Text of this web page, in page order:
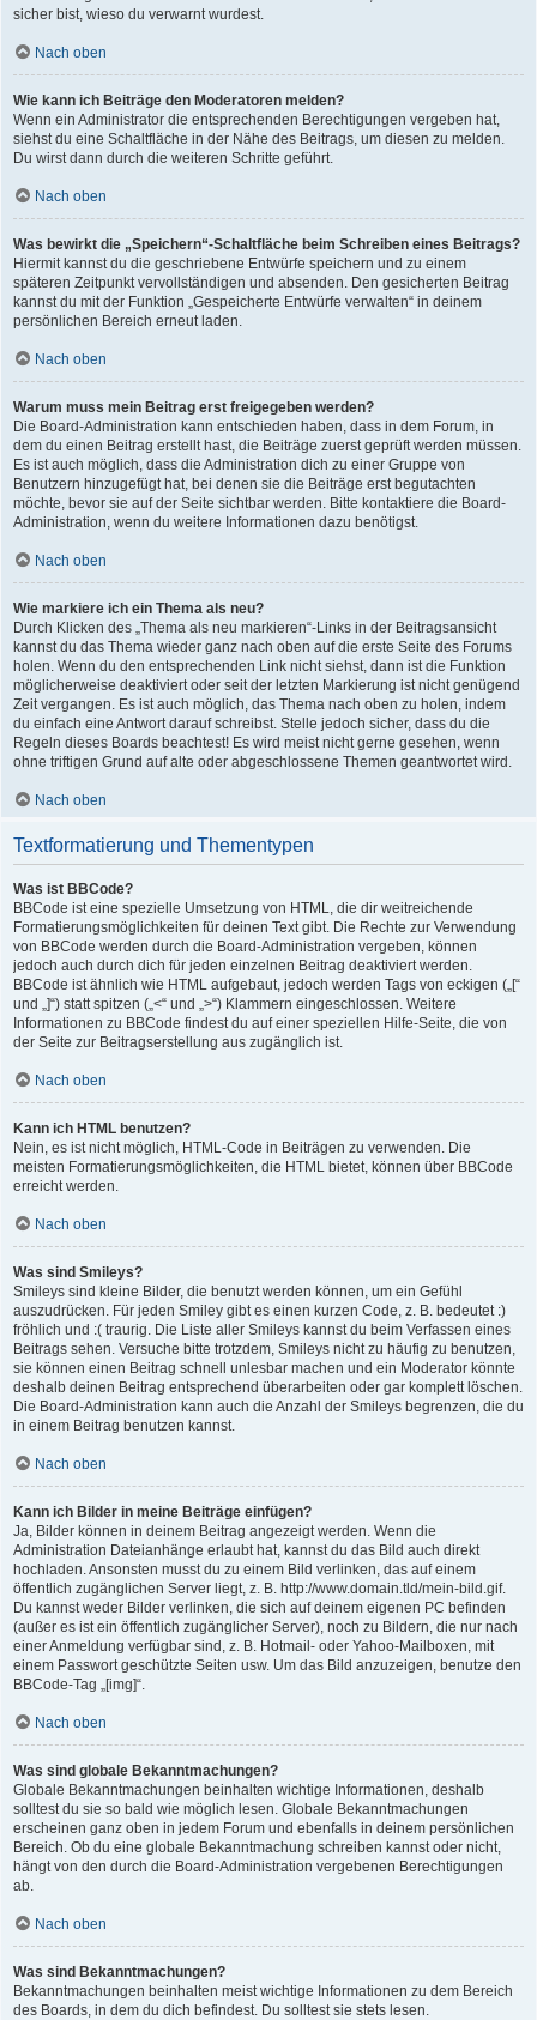
sicher bist, wieso du verwarnt wurdest.
Nach oben
Wie kann ich Beiträge den Moderatoren melden?
Wenn ein Administrator die entsprechenden Berechtigungen vergeben hat,
siehst du eine Schaltfläche in der Nähe des Beitrags, um diesen zu melden.
Du wirst dann durch die weiteren Schritte geführt.
Nach oben
Was bewirkt die „Speichern“-Schaltfläche beim Schreiben eines Beitrags?
Hiermit kannst du die geschriebene Entwürfe speichern und zu einem
späteren Zeitpunkt vervollständigen und absenden. Den gesicherten Beitrag
kannst du mit der Funktion „Gespeicherte Entwürfe verwalten“ in deinem
persönlichen Bereich erneut laden.
Nach oben
Warum muss mein Beitrag erst freigegeben werden?
Die Board-Administration kann entschieden haben, dass in dem Forum, in
dem du einen Beitrag erstellt hast, die Beiträge zuerst geprüft werden müssen.
Es ist auch möglich, dass die Administration dich zu einer Gruppe von
Benutzern hinzugefügt hat, bei denen sie die Beiträge erst begutachten
möchte, bevor sie auf der Seite sichtbar werden. Bitte kontaktiere die Board-
Administration, wenn du weitere Informationen dazu benötigst.
Nach oben
Wie markiere ich ein Thema als neu?
Durch Klicken des „Thema als neu markieren“-Links in der Beitragsansicht
kannst du das Thema wieder ganz nach oben auf die erste Seite des Forums
holen. Wenn du den entsprechenden Link nicht siehst, dann ist die Funktion
möglicherweise deaktiviert oder seit der letzten Markierung ist nicht genügend
Zeit vergangen. Es ist auch möglich, das Thema nach oben zu holen, indem
du einfach eine Antwort darauf schreibst. Stelle jedoch sicher, dass du die
Regeln dieses Boards beachtest! Es wird meist nicht gerne gesehen, wenn
ohne triftigen Grund auf alte oder abgeschlossene Themen geantwortet wird.
Nach oben
Textformatierung und Thementypen
Was ist BBCode?
BBCode ist eine spezielle Umsetzung von HTML, die dir weitreichende
Formatierungsmöglichkeiten für deinen Text gibt. Die Rechte zur Verwendung
von BBCode werden durch die Board-Administration vergeben, können
jedoch auch durch dich für jeden einzelnen Beitrag deaktiviert werden.
BBCode ist ähnlich wie HTML aufgebaut, jedoch werden Tags von eckigen („[“
und „]“) statt spitzen („<“ und „>“) Klammern eingeschlossen. Weitere
Informationen zu BBCode findest du auf einer speziellen Hilfe-Seite, die von
der Seite zur Beitragserstellung aus zugänglich ist.
Nach oben
Kann ich HTML benutzen?
Nein, es ist nicht möglich, HTML-Code in Beiträgen zu verwenden. Die
meisten Formatierungsmöglichkeiten, die HTML bietet, können über BBCode
erreicht werden.
Nach oben
Was sind Smileys?
Smileys sind kleine Bilder, die benutzt werden können, um ein Gefühl
auszudrücken. Für jeden Smiley gibt es einen kurzen Code, z. B. bedeutet :)
fröhlich und :( traurig. Die Liste aller Smileys kannst du beim Verfassen eines
Beitrags sehen. Versuche bitte trotzdem, Smileys nicht zu häufig zu benutzen,
sie können einen Beitrag schnell unlesbar machen und ein Moderator könnte
deshalb deinen Beitrag entsprechend überarbeiten oder gar komplett löschen.
Die Board-Administration kann auch die Anzahl der Smileys begrenzen, die du
in einem Beitrag benutzen kannst.
Nach oben
Kann ich Bilder in meine Beiträge einfügen?
Ja, Bilder können in deinem Beitrag angezeigt werden. Wenn die
Administration Dateianhänge erlaubt hat, kannst du das Bild auch direkt
hochladen. Ansonsten musst du zu einem Bild verlinken, das auf einem
öffentlich zugänglichen Server liegt, z. B. http://www.domain.tld/mein-bild.gif.
Du kannst weder Bilder verlinken, die sich auf deinem eigenen PC befinden
(außer es ist ein öffentlich zugänglicher Server), noch zu Bildern, die nur nach
einer Anmeldung verfügbar sind, z. B. Hotmail- oder Yahoo-Mailboxen, mit
einem Passwort geschützte Seiten usw. Um das Bild anzuzeigen, benutze den
BBCode-Tag „[img]“.
Nach oben
Was sind globale Bekanntmachungen?
Globale Bekanntmachungen beinhalten wichtige Informationen, deshalb
solltest du sie so bald wie möglich lesen. Globale Bekanntmachungen
erscheinen ganz oben in jedem Forum und ebenfalls in deinem persönlichen
Bereich. Ob du eine globale Bekanntmachung schreiben kannst oder nicht,
hängt von den durch die Board-Administration vergebenen Berechtigungen
ab.
Nach oben
Was sind Bekanntmachungen?
Bekanntmachungen beinhalten meist wichtige Informationen zu dem Bereich
des Boards, in dem du dich befindest. Du solltest sie stets lesen.